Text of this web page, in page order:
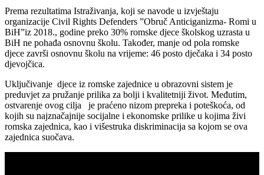
Prema rezultatima Istraživanja, koji se navode u izvještaju
organizacije Civil Rights Defenders ”Obruč Anticiganizma- Romi u
BiH”iz 2018., godine preko 30% romske djece školskog uzrasta u
BiH ne pohađa osnovnu školu. Također, manje od pola romske
djece završi osnovnu školu na vrijeme: 46 posto dječaka i 34 posto
djevojčica.
Uključivanje djece iz romske zajednice u obrazovni sistem je
preduvjet za pružanje prilika za bolji i kvalitetniji život. Međutim,
ostvarenje ovog cilja je praćeno nizom prepreka i poteškoća, od
kojih su najznačajnije socijalne i ekonomske prilike u kojima živi
romska zajednica, kao i višestruka diskriminacija sa kojom se ova
zajednica suočava.